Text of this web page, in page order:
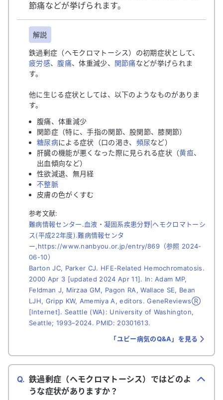
節痛などが挙げられます。
解説
鉄過剰症（ヘモクロマトーシス）の初期症状として、
疲労感、 腹痛、体重減少、 関節痛などが挙げられま
す。
他に生じる症状としては、以下のようなものがありま
す。
腹痛、体重減少
関節症（特に、手指の関節、股関節、膝関節）
糖尿病による症状（口の渇き、 頻尿など）
肝臓の機能が悪くなった際に見られる症状（黄疸、
出血傾向など）
性欲減退、無月経
不整脈
皮膚の色がくすむ
参考文献:
難病情報センター.血液・凝固系疾患分野|ヘモクロマトーシ
ス(平成22年度).難病情報センタ
ー,https://www.nanbyou.or.jp/entry/869（参照 2024-
06-10）
Barton JC, Parker CJ. HFE-Related Hemochromatosis.
2000 Apr 3 [updated 2024 Apr 11]. In: Adam MP,
Feldman J, Mirzaa GM, Pagon RA, Wallace SE, Bean
LJH, Gripp KW, Amemiya A, editors. GeneReviewsⓇ
[Internet]. Seattle (WA): University of Washington,
Seattle; 1993–2024. PMID: 20301613.
「ユビー病気のQ&A」を見る
Q. 鉄過剰症（ヘモクロマトーシス）ではどのよ
うな症状がありますか？